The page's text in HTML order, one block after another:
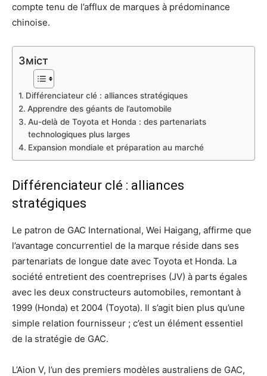
compte tenu de l’afflux de marques à prédominance
chinoise.
Зміст
Différenciateur clé : alliances stratégiques
Apprendre des géants de l’automobile
Au-delà de Toyota et Honda : des partenariats
technologiques plus larges
Expansion mondiale et préparation au marché
Différenciateur clé : alliances
stratégiques
Le patron de GAC International, Wei Haigang, affirme que
l’avantage concurrentiel de la marque réside dans ses
partenariats de longue date avec Toyota et Honda. La
société entretient des coentreprises (JV) à parts égales
avec les deux constructeurs automobiles, remontant à
1999 (Honda) et 2004 (Toyota). Il s’agit bien plus qu’une
simple relation fournisseur ; c’est un élément essentiel
de la stratégie de GAC.
L’Aion V, l’un des premiers modèles australiens de GAC,